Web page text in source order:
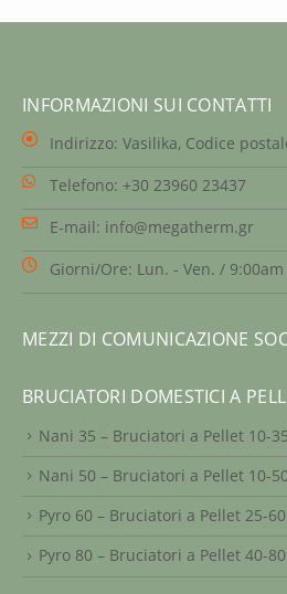
INFORMAZIONI SUI CONTATTI
Indirizzo: Vasilika, Codice
Telefono: +30 23960 23437
E-mail: info@megatherm.gr
Giorni/Ore: Lun. - Ven. /
MEZZI DI COMUNICAZIONE
BRUCIATORI DOMESTICI A
Nani 35 – Bruciatori a Pellet 10-
Nani 50 – Bruciatori a Pellet 10-
Pyro 60 – Bruciatori a Pellet 25-
Pyro 80 – Bruciatori a Pellet 40-